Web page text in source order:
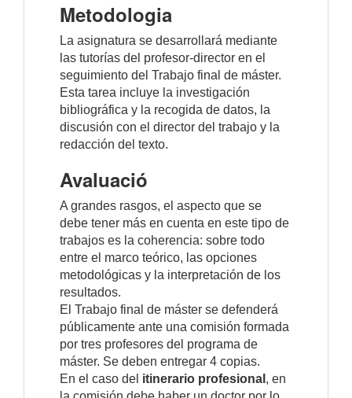
Metodologia
La asignatura se desarrollará mediante
las tutorías del profesor-director en el
seguimiento del Trabajo final de máster.
Esta tarea incluye la investigación
bibliográfica y la recogida de datos, la
discusión con el director del trabajo y la
redacción del texto.
Avaluació
A grandes rasgos, el aspecto que se
debe tener más en cuenta en este tipo de
trabajos es la coherencia: sobre todo
entre el marco teórico, las opciones
metodológicas y la interpretación de los
resultados.
El Trabajo final de máster se defenderá
públicamente ante una comisión formada
por tres profesores del programa de
máster. Se deben entregar 4 copias.
En el caso del itinerario profesional , en